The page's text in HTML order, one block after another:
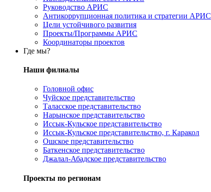
Руководство АРИС
Антикоррупционная политика и стратегии АРИС
Цели устойчивого развития
Проекты/Программы АРИС
Координаторы проектов
Где мы?
Наши филиалы
Головной офис
Чуйское представительство
Таласское представительство
Нарынское представительство
Иссык-Кульское представительство
Иссык-Кульское представительство, г. Каракол
Ошское представительство
Баткенское представительство
Джалал-Абадское представительство
Проекты по регионам